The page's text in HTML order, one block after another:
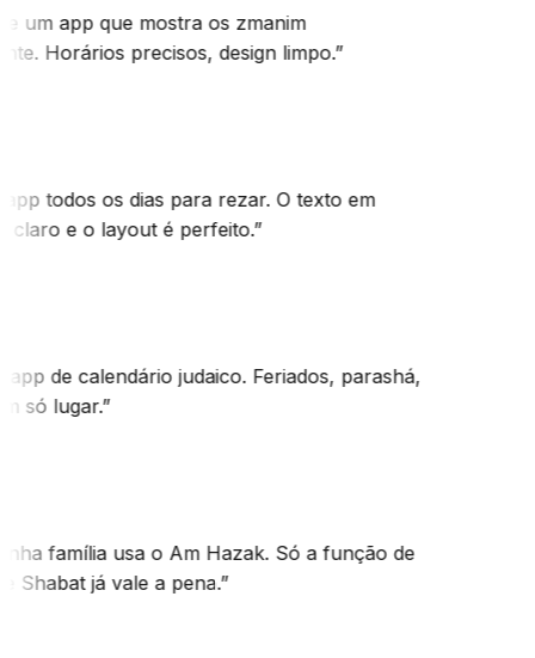
um app que mostra os zmanim
Horários precisos, design limpo.”
todos os dias para rezar. O texto em
claro e o layout é perfeito.”
de calendário judaico. Feriados, parashá,
só lugar.”
família usa o Am Hazak. Só a função de
Shabat já vale a pena.”